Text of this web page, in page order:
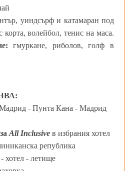
уиндсърф и катамаран под
корта, волейбол, тенис на маса.
гмуркане, риболов, голф в
Мадрид - Пунта Кана - Мадрид
All Inclusive в избрания хотел
република
хотел - летище